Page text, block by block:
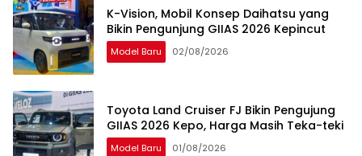
K-Vision, Mobil Konsep Daihatsu yang
Bikin Pengunjung GIIAS 2026 Kepincut
Model Baru 02/08/2026
Toyota Land Cruiser FJ Bikin Pengujung
GIIAS 2026 Kepo, Harga Masih Teka-teki
Model Baru 01/08/2026